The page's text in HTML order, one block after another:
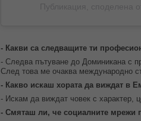
- Какви са следващите ти
- Следва пътуване до Доминикана с
След това ме очаква международно
- Какво искаш хората да виждат в
- Искам да виждат човек с характер,
- Смяташ ли, че социалните мрежи